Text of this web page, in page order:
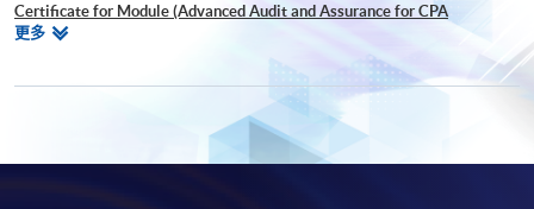
Certificate for Module (Advanced Audit and Assurance for CPA
Programme Revision Course)
Certificate for Module (Global Strategy and Leadership for CPA
Programme Revision Course)
Certificate for Module (Financial Risk Management for CPA Programme
Certificate for Module (Strategic Management Accounting for CPA
更多相